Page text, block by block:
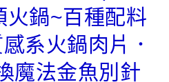
火鍋~百種配料
系火鍋肉片．
魔法金魚別針